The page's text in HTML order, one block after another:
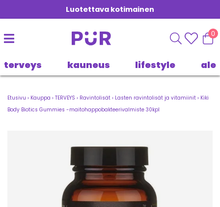
Luotettava kotimainen
0
terveys kauneus lifestyle ale
Etusivu › Kauppa › TERVEYS › Ravintolisät › Lasten ravintolisät ja vitamiinit › Kiki
Body Biotics Gummies -maitohappobakteerivalmiste 30kpl